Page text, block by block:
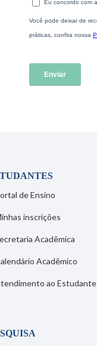
de Ensino
inscrições
Acadêmica
Acadêmico
ao Estudante